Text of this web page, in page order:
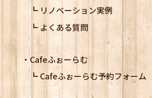
リノベーション実例
よくある質問
Cafeふぉーらむ
Cafeふぉーらむ予約フォーム